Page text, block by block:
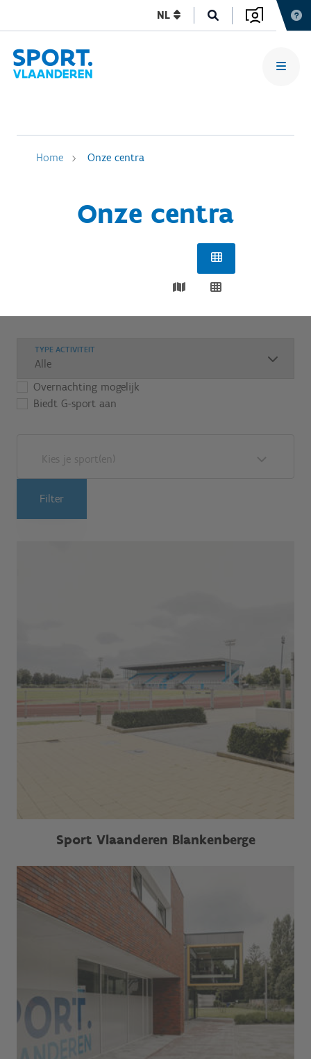
NL
Home Onze centra
Onze centra
TYPE ACTIVITEIT
Overnachting mogelijk
Biedt G-sport aan
Kies je sport(en)
Filter
Sport Vlaanderen Blankenberge